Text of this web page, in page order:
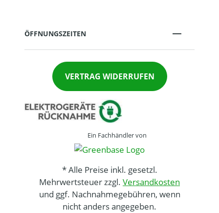
ÖFFNUNGSZEITEN
VERTRAG WIDERRUFEN
Ein Fachhändler von
* Alle Preise inkl. gesetzl.
Mehrwertsteuer zzgl. Versandkosten
und ggf. Nachnahmegebühren, wenn
nicht anders angegeben.